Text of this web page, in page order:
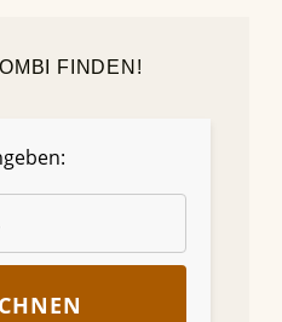
FINDEN!